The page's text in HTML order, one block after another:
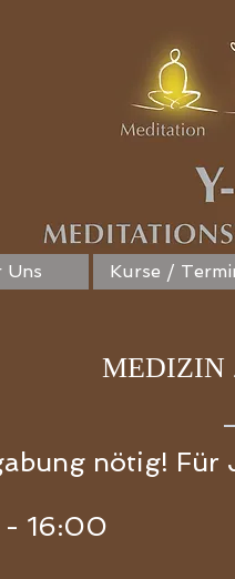
Uns Kurse /
MEDIZIN
nötig! Für
- 16:00